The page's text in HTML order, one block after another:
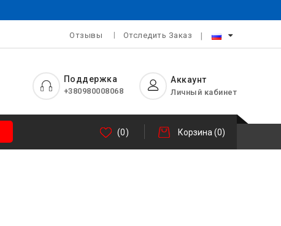
Отзывы Отследить Заказ
Аккаунт
Личный кабинет
Поддержка
+380980008068
(0) Корзина(0)